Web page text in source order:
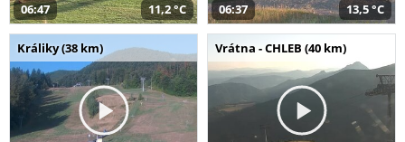
06:47 11,2 °C 06:37 13,5 °C
Králiky (38 km) Vrátna - CHLEB (40 km)